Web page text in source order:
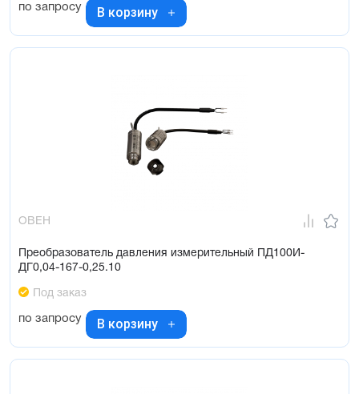
по запросу В корзину
ОВЕН
Преобразователь давления измерительный ПД100И-
ДГ0,04-167-0,25.10
Под заказ
по запросу В корзину